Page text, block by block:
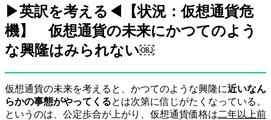
▶英訳を考える◀【状況：仮想通貨危
機】 仮想通貨の未来にかつてのよう
な興隆はみられない￼
仮想通貨の未来を考えると、かつてのような興隆に近いなん
らかの事態がやってくるとは次第に信じがたくなっている。
というのは、公定歩合が上がり、仮想通貨価格は二年以上前